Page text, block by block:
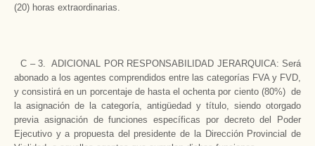
(20) horas extraordinarias.
C – 3. ADICIONAL POR RESPONSABILIDAD JERARQUICA: Será
abonado a los agentes comprendidos entre las categorías FVA y FVD,
y consistirá en un porcentaje de hasta el ochenta por ciento (80%) de
la asignación de la categoría, antigüedad y título, siendo otorgado
previa asignación de funciones específicas por decreto del Poder
Ejecutivo y a propuesta del presidente de la Dirección Provincial de